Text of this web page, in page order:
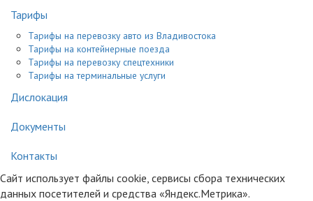
Тарифы
Тарифы на перевозку авто из Владивостока
Тарифы на контейнерные поезда
Тарифы на перевозку спецтехники
Тарифы на терминальные услуги
Дислокация
Документы
Контакты
Сайт использует файлы cookie, сервисы сбора технических
данных посетителей и средства «Яндекс.Метрика».